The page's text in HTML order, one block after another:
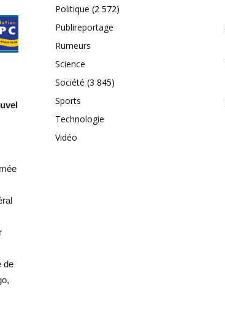
de
Politique (2 572)
Publireportage
Rumeurs
Science
Société (3 845)
Sports
Technologie
Vidéo